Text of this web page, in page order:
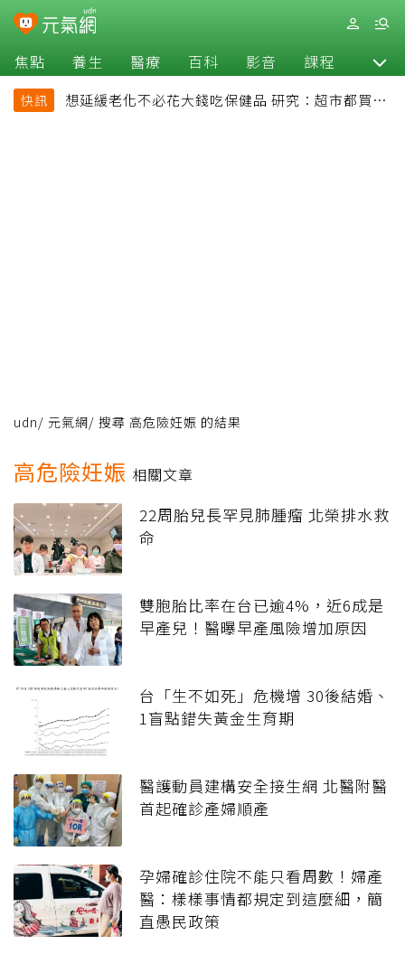
焦點 養生 醫療 百科 影音 課程 退休
快訊
想延緩老化不必花大錢吃保健品 研究：超市都買得
udn/ 元氣網/ 搜尋 高危險妊娠 的結果
高危險妊娠 相關文章
22周胎兒長罕見肺腫瘤 北榮排水救
命
雙胞胎比率在台已逾4%，近6成是
早產兒！醫曝早產風險增加原因
台「生不如死」危機增 30後結婚、
1盲點錯失黃金生育期
醫護動員建構安全接生網 北醫附醫
首起確診產婦順產
孕婦確診住院不能只看周數！婦產
醫：樣樣事情都規定到這麼細，簡
直愚民政策